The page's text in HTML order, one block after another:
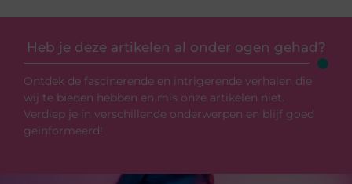
Heb je deze artikelen al onder ogen gehad?
Ontdek de fascinerende en intrigerende verhalen die
wij te bieden hebben en mis onze artikelen niet.
Verdiep je in verschillende onderwerpen en blijf goed
geïnformeerd!